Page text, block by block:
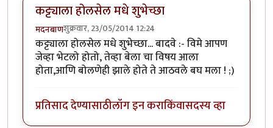
कट्ट्याला होलसेल मधे शुभेच्छा
मदनबाणशुक्रवार, 23/05/2014 12:24
कट्ट्याला होलसेल मधे शुभेच्छा... बादवे :- विमे आपण
जेव्हा भेटलो होतो, तेव्हा बेला चा विषय आला
होता,आणि बोलणेही झाले होते ते आठवले बघ मला ! ;)
प्रतिसाद देण्यासाठीलॉग इन कराकिंवासदस्य व्हा